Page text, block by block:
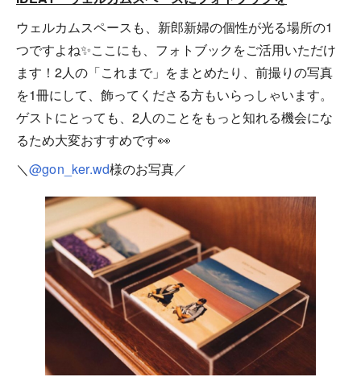
ウェルカムスペースも、新郎新婦の個性が光る場所の1
つですよね✨ここにも、フォトブックをご活用いただけ
ます！2人の「これまで」をまとめたり、前撮りの写真
を1冊にして、飾ってくださる方もいらっしゃいます。
ゲストにとっても、2人のことをもっと知れる機会にな
るため大変おすすめです👀
＼@gon_ker.wd様のお写真／